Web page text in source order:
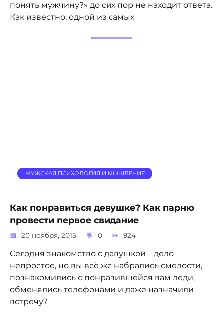
понять мужчину?» до сих пор не находит ответа.
Как известно, одной из самых
МУЖСКАЯ ПСИХОЛОГИЯ И МЫШЛЕНИЕ
Как понравиться девушке? Как парню
провести первое свидание
20 ноября, 2015 0 924
Сегодня знакомство с девушкой – дело
непростое, но вы всё же набрались смелости,
познакомились с понравившейся вам леди,
обменялись телефонами и даже назначили
встречу?